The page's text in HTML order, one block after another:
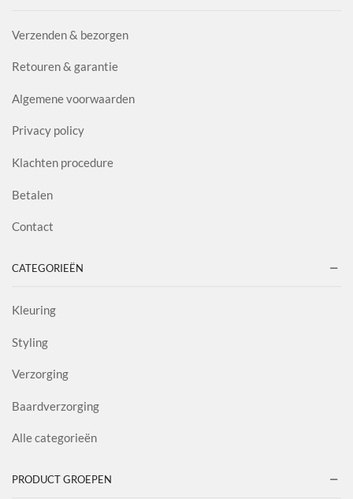
Verzenden & bezorgen
Retouren & garantie
Algemene voorwaarden
Privacy policy
Klachten procedure
Betalen
Contact
CATEGORIEËN
Kleuring
Styling
Verzorging
Baardverzorging
Alle categorieën
PRODUCT GROEPEN